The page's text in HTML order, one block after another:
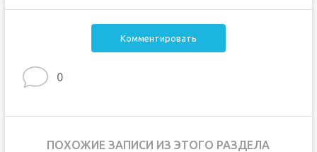
Комментировать
0
ПОХОЖИЕ ЗАПИСИ ИЗ ЭТОГО РАЗДЕЛА